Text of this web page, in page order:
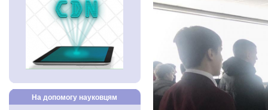
На допомогу науковцям